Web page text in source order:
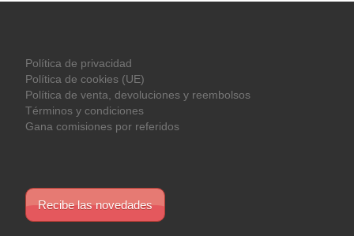
Política de privacidad
Política de cookies (UE)
Política de venta, devoluciones y reembolsos
Términos y condiciones
Gana comisiones por referidos
Recibe las novedades